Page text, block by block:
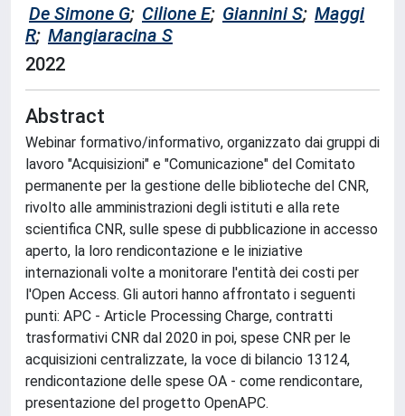
De Simone G; Cilione E; Giannini S; Maggi
R; Mangiaracina S
2022
Abstract
Webinar formativo/informativo, organizzato dai gruppi di
lavoro "Acquisizioni" e "Comunicazione" del Comitato
permanente per la gestione delle biblioteche del CNR,
rivolto alle amministrazioni degli istituti e alla rete
scientifica CNR, sulle spese di pubblicazione in accesso
aperto, la loro rendicontazione e le iniziative
internazionali volte a monitorare l'entità dei costi per
l'Open Access. Gli autori hanno affrontato i seguenti
punti: APC - Article Processing Charge, contratti
trasformativi CNR dal 2020 in poi, spese CNR per le
acquisizioni centralizzate, la voce di bilancio 13124,
rendicontazione delle spese OA - come rendicontare,
presentazione del progetto OpenAPC.